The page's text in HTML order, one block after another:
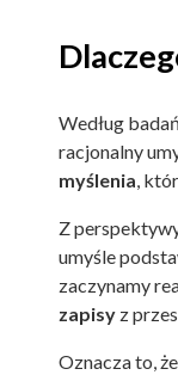
Według
racjonalny
myślenia,
Z
umyśle
zaczynamy
zapisy z
Oznacza to,